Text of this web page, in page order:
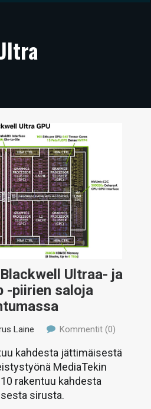
Ultraa- ja
-piirien saloja
Laine Kommentit (0)
kahdesta jättimäisestä
MediaTekin
rakentuu kahdesta
sirusta.